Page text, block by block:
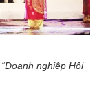
nghiệp Hội